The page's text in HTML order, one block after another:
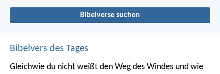
Bibelverse suchen
Bibelvers des Tages
Gleichwie du nicht weißt den Weg des Windes und wie